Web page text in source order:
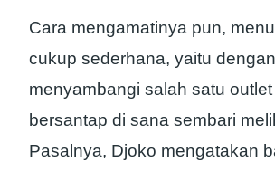
Cara mengamatinya pun,
cukup sederhana, yaitu
menyambangi salah satu
bersantap di sana sembari
Pasalnya, Djoko mengatakan